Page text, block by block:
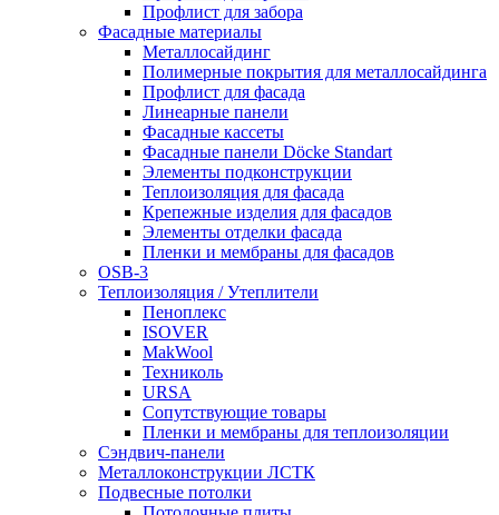
Профлист для забора
Фасадные материалы
Металлосайдинг
Полимерные покрытия для металлосайдинга
Профлист для фасада
Линеарные панели
Фасадные кассеты
Фасадные панели Döcke Standart
Элементы подконструкции
Теплоизоляция для фасада
Крепежные изделия для фасадов
Элементы отделки фасада
Пленки и мембраны для фасадов
OSB-3
Теплоизоляция / Утеплители
Пеноплекс
ISOVER
MakWool
Техниколь
URSA
Сопутствующие товары
Пленки и мембраны для теплоизоляции
Сэндвич-панели
Металлоконструкции ЛСТК
Подвесные потолки